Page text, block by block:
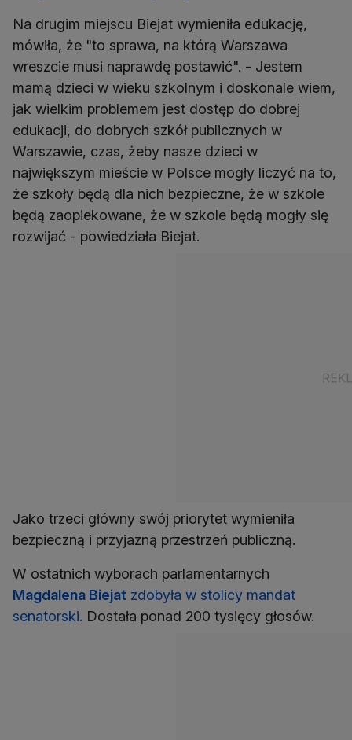
Na drugim miejscu Biejat wymieniła edukację,
mówiła, że "to sprawa, na którą Warszawa
wreszcie musi naprawdę postawić". - Jestem
mamą dzieci w wieku szkolnym i doskonale wiem,
jak wielkim problemem jest dostęp do dobrej
edukacji, do dobrych szkół publicznych w
Warszawie, czas, żeby nasze dzieci w
największym mieście w Polsce mogły liczyć na to,
że szkoły będą dla nich bezpieczne, że w szkole
będą zaopiekowane, że w szkole będą mogły się
rozwijać - powiedziała Biejat.
Jako trzeci główny swój priorytet wymieniła
bezpieczną i przyjazną przestrzeń publiczną.
W ostatnich wyborach parlamentarnych
Magdalena Biejat zdobyła w stolicy mandat
senatorski. Dostała ponad 200 tysięcy głosów.